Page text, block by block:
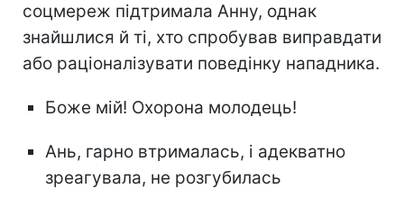
соцмереж підтримала Анну, однак
знайшлися й ті, хто спробував виправдати
або раціоналізувати поведінку нападника.
Боже мій! Охорона молодець!
Ань, гарно втрималась, і адекватно
зреагувала, не розгубилась